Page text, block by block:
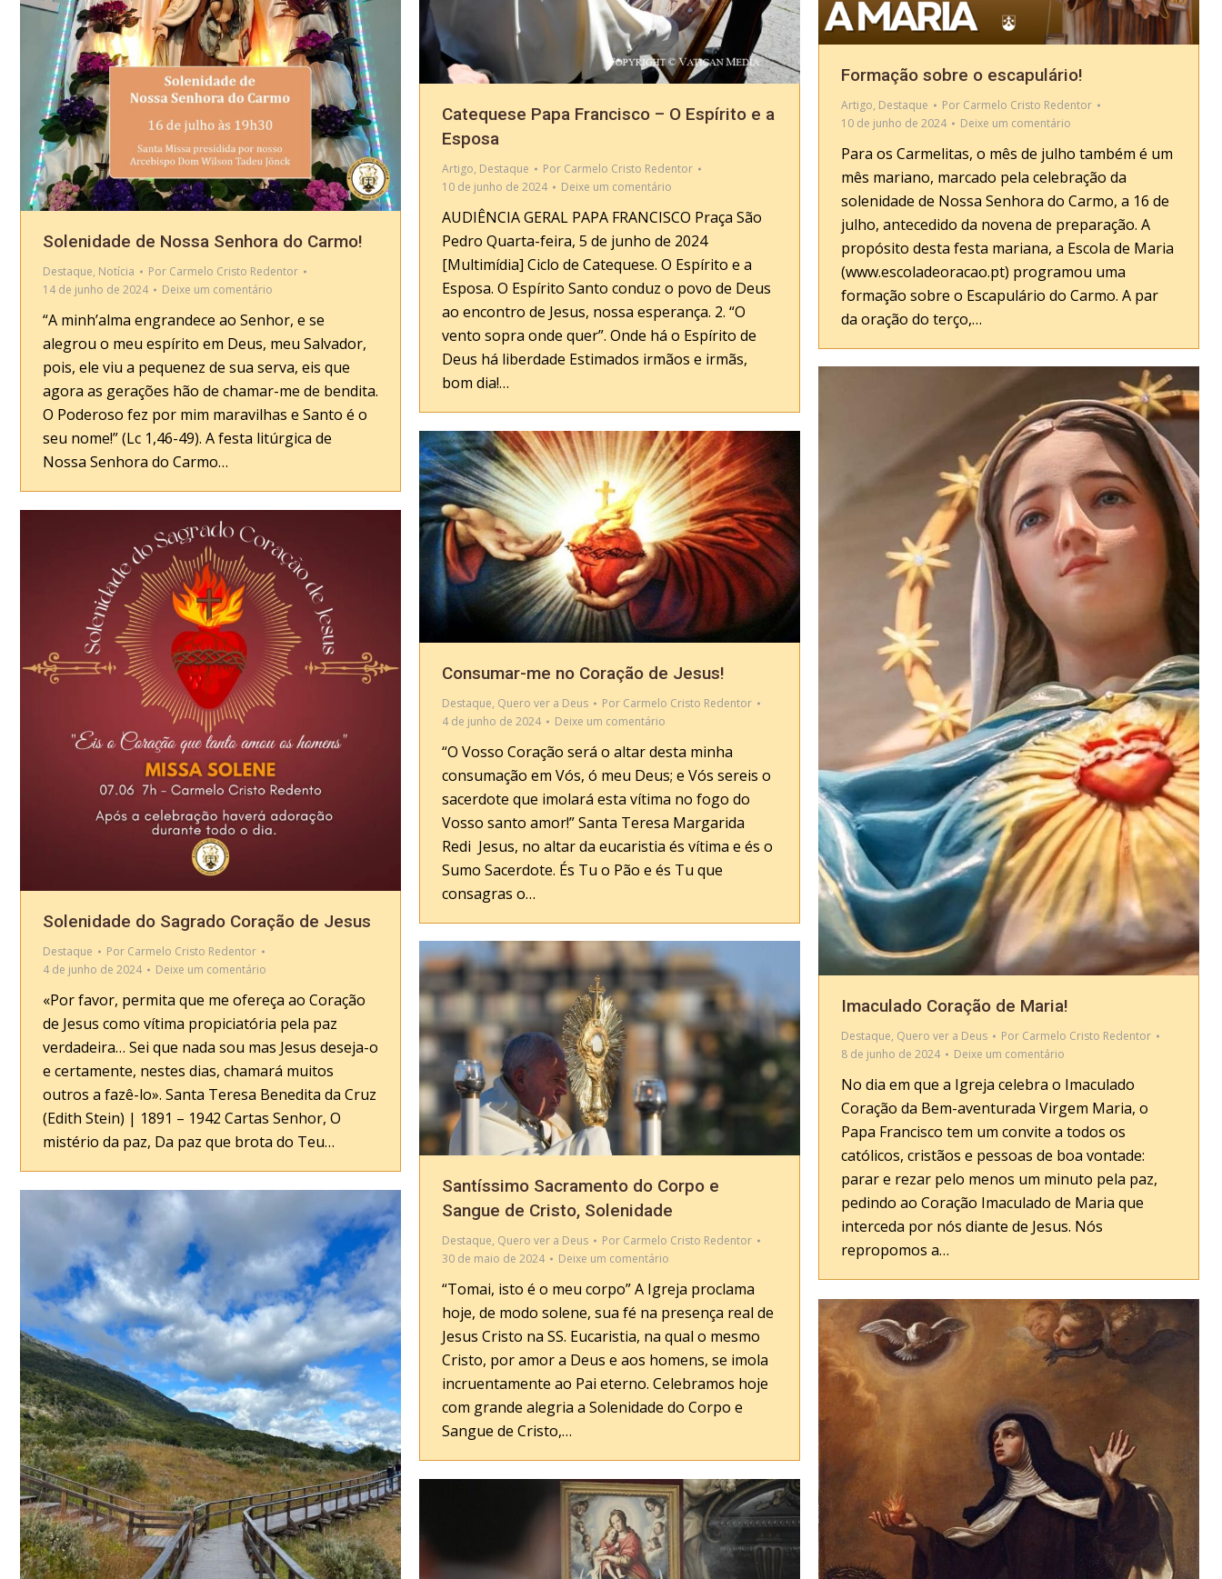
Solenidade de Nossa Senhora do Carmo!
Destaque, Notícia Por Carmelo Cristo Redentor
14 de junho de 2024
Deixe um comentário
“A minh’alma engrandece ao Senhor, e se
alegrou o meu espírito em Deus, meu Salvador,
pois, ele viu a pequenez de sua serva, eis que
agora as gerações hão de chamar-me de bendita.
O Poderoso fez por mim maravilhas e Santo é o
seu nome!” (Lc 1,46-49). A festa litúrgica de
Nossa Senhora do Carmo…
Catequese Papa Francisco – O Espírito e a
Esposa
Artigo, Destaque Por Carmelo Cristo Redentor
10 de junho de 2024
Deixe um comentário
AUDIÊNCIA GERAL PAPA FRANCISCO Praça São
Pedro Quarta-feira, 5 de junho de 2024
[Multimídia] Ciclo de Catequese. O Espírito e a
Esposa. O Espírito Santo conduz o povo de Deus
ao encontro de Jesus, nossa esperança. 2. “O
vento sopra onde quer”. Onde há o Espírito de
Deus há liberdade Estimados irmãos e irmãs,
bom dia!…
Formação sobre o escapulário!
Artigo, Destaque Por Carmelo Cristo Redentor
10 de junho de 2024
Deixe um comentário
Para os Carmelitas, o mês de julho também é um
mês mariano, marcado pela celebração da
solenidade de Nossa Senhora do Carmo, a 16 de
julho, antecedido da novena de preparação. A
propósito desta festa mariana, a Escola de Maria
(www.escoladeoracao.pt) programou uma
formação sobre o Escapulário do Carmo. A par
da oração do terço,…
Imaculado Coração de Maria!
Destaque, Quero ver a Deus Por Carmelo Cristo Redentor
8 de junho de 2024
Deixe um comentário
No dia em que a Igreja celebra o Imaculado
Coração da Bem-aventurada Virgem Maria, o
Papa Francisco tem um convite a todos os
católicos, cristãos e pessoas de boa vontade:
parar e rezar pelo menos um minuto pela paz,
pedindo ao Coração Imaculado de Maria que
interceda por nós diante de Jesus. Nós
repropomos a…
Consumar-me no Coração de Jesus!
Destaque, Quero ver a Deus Por Carmelo Cristo Redentor
4 de junho de 2024
Deixe um comentário
“O Vosso Coração será o altar desta minha
consumação em Vós, ó meu Deus; e Vós sereis o
sacerdote que imolará esta vítima no fogo do
Vosso santo amor!” Santa Teresa Margarida
Redi Jesus, no altar da eucaristia és vítima e és o
Sumo Sacerdote. És Tu o Pão e és Tu que
consagras o…
Solenidade do Sagrado Coração de Jesus
Destaque Por Carmelo Cristo Redentor
4 de junho de 2024
Deixe um comentário
«Por favor, permita que me ofereça ao Coração
de Jesus como vítima propiciatória pela paz
verdadeira… Sei que nada sou mas Jesus deseja-o
e certamente, nestes dias, chamará muitos
outros a fazê-lo». Santa Teresa Benedita da Cruz
(Edith Stein) | 1891 – 1942 Cartas Senhor, O
mistério da paz, Da paz que brota do Teu…
Santíssimo Sacramento do Corpo e
Sangue de Cristo, Solenidade
Destaque, Quero ver a Deus Por Carmelo Cristo Redentor
30 de maio de 2024
Deixe um comentário
“Tomai, isto é o meu corpo” A Igreja proclama
hoje, de modo solene, sua fé na presença real de
Jesus Cristo na SS. Eucaristia, na qual o mesmo
Cristo, por amor a Deus e aos homens, se imola
incruentamente ao Pai eterno. Celebramos hoje
com grande alegria a Solenidade do Corpo e
Sangue de Cristo,…